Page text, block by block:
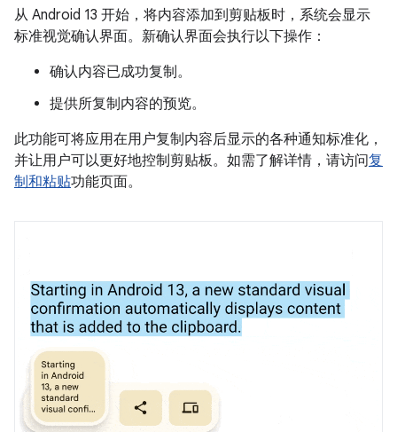
从 Android 13 开始，将内容添加到剪贴板时，系统会显示
标准视觉确认界面。新确认界面会执行以下操作：
确认内容已成功复制。
提供所复制内容的预览。
此功能可将应用在用户复制内容后显示的各种通知标准化，
并让用户可以更好地控制剪贴板。如需了解详情，请访问复
制和粘贴功能页面。